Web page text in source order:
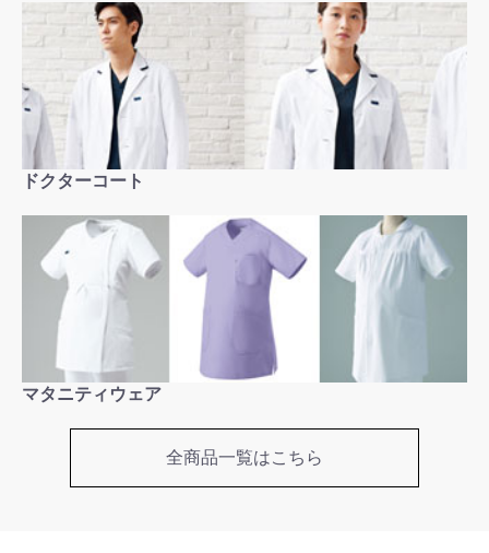
ドクターコート
マタニティウェア
全商品一覧はこちら